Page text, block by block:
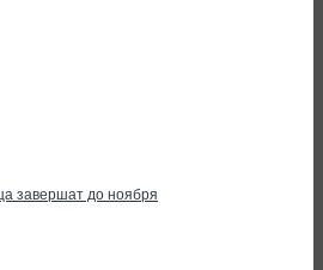
завершат до ноября